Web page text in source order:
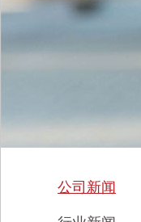
公司新闻